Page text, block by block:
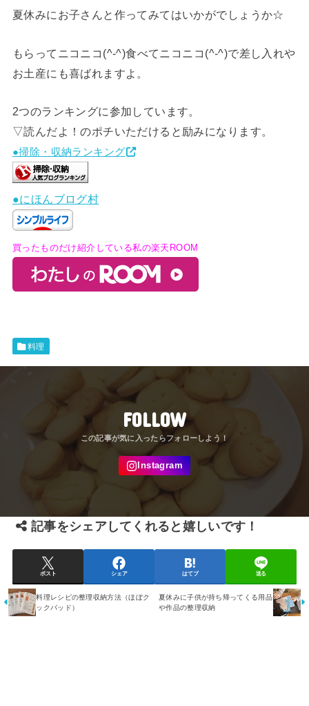
夏休みにお子さんと作ってみてはいかがでしょうか☆
もらってニコニコ(^-^)食べてニコニコ(^-^)で差し入れや
お土産にも喜ばれますよ。
2つのランキングに参加しています。
▽読んだよ！のポチいただけると励みになります。
●掃除・収納ランキング
●にほんブログ村
買ったものだけ紹介している私の楽天ROOM
料理
FOLLOW
記事をシェアしてくれると嬉しいです！
ポスト シェア はてブ 送る
料理レシピの整理収納方法（ほぼク
ックパッド）
夏休みに子供が持ち帰ってくる用品
や作品の整理収納